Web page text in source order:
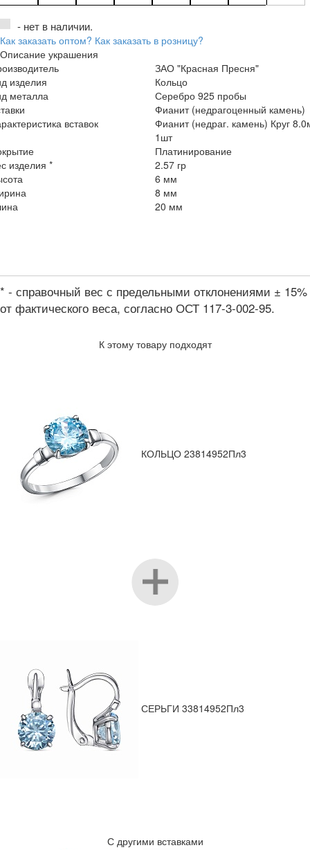
- нет в наличии.
Как заказать оптом? Как заказать в розницу?
Описание украшения
ЗАО "Красная Пресня"
изделия
Кольцо
металла
Серебро 925 пробы
Фианит (недрагоценный камень)
вставок
Фианит (недраг. камень) Круг
1шт
Платинирование
изделия *
2.57 гр
6 мм
8 мм
20 мм
* - справочный вес с предельными отклонениями ± 15%
от фактического веса, согласно ОСТ 117-3-002-95.
К этому товару подходят
КОЛЬЦО 23814952Пл3
СЕРЬГИ 33814952Пл3
С другими вставками